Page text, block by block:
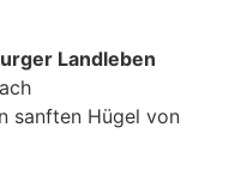
Landleben
sanften Hügel von